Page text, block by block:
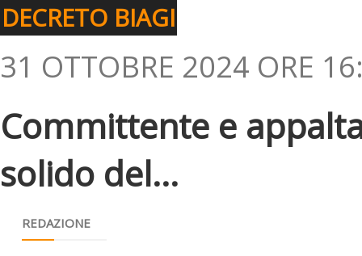
DECRETO BIAGI
31 OTTOBRE 2024 ORE
Committente e
solido del...
REDAZIONE